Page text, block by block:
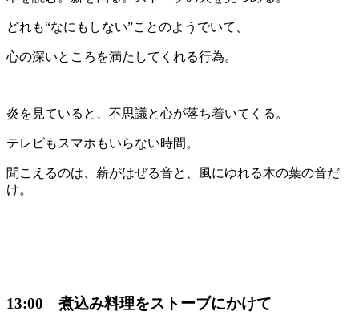
どれも“なにもしない”ことのようでいて、
心の深いところを満たしてくれる行為。
炎を見ていると、不思議と心が落ち着いてくる。
テレビもスマホもいらない時間。
聞こえるのは、薪がはぜる音と、風にゆれる木の葉の音だ
け。
13:00 煮込み料理をストーブにかけて